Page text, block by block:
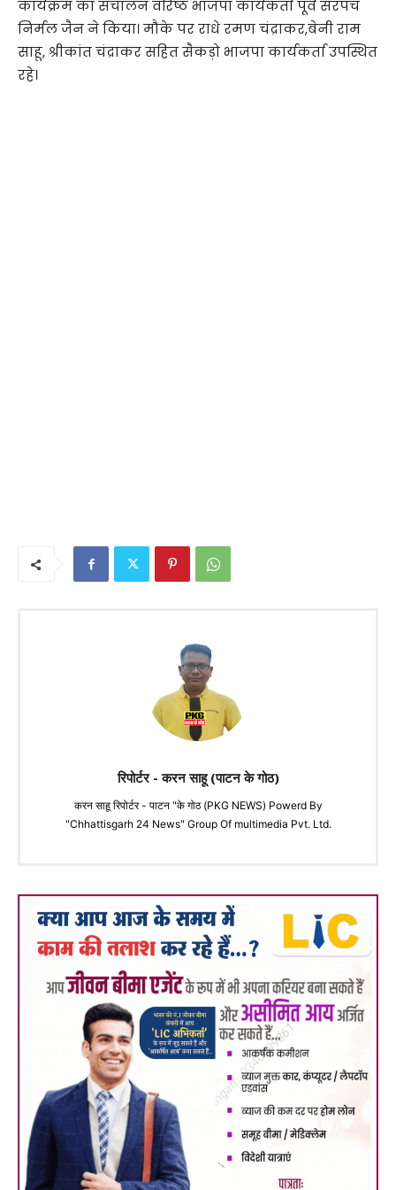
कार्यक्रम का संचालन वरिष्ठ भाजपा कार्यकर्ता पूर्व सरपंच
निर्मल जैन ने किया। मौके पर राधे रमण चंद्राकर,बेनी राम
साहू, श्रीकांत चंद्राकर सहित सैकड़ो भाजपा कार्यकर्ता उपस्थित
रहे।
रिपोर्टर - करन साहू (पाटन के गोठ)
करन साहू रिपोर्टर - पाटन "के गोठ (PKG NEWS) Powerd By
"Chhattisgarh 24 News" Group Of multimedia Pvt. Ltd.